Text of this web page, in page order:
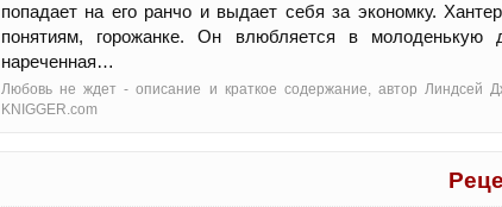
попадает на его ранчо и выдает себя за экономку.
понятиям, горожанке. Он влюбляется в молоденькую
нареченная…
Любовь не ждет - oписание и краткое содержание, автор Линдсей
KNIGGER.com